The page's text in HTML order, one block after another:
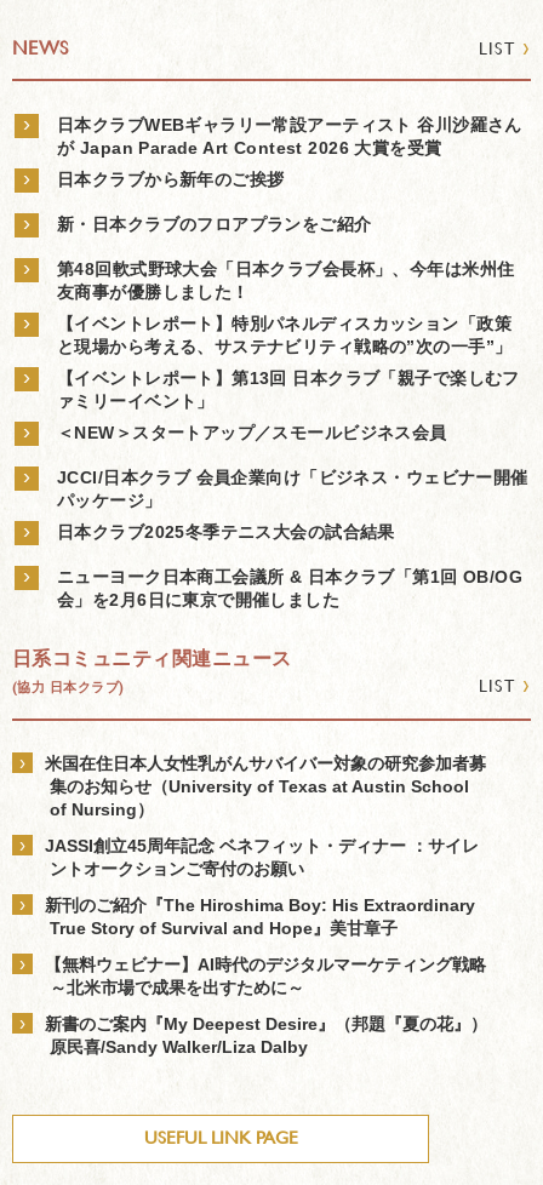
NEWS LIST ›
›
日本クラブWEBギャラリー常設アーティスト 谷川沙羅さん
が Japan Parade Art Contest 2026 大賞を受賞
› 日本クラブから新年のご挨拶
› 新・日本クラブのフロアプランをご紹介
›
第48回軟式野球大会「日本クラブ会長杯」、今年は米州住
友商事が優勝しました！
›
【イベントレポート】特別パネルディスカッション「政策
と現場から考える、サステナビリティ戦略の”次の一手”」
›
【イベントレポート】第13回 日本クラブ「親子で楽しむフ
ァミリーイベント」
› ＜NEW＞スタートアップ／スモールビジネス会員
›
JCCI/日本クラブ 会員企業向け「ビジネス・ウェビナー開催
パッケージ」
› 日本クラブ2025冬季テニス大会の試合結果
›
ニューヨーク日本商工会議所 & 日本クラブ「第1回 OB/OG
会」を2月6日に東京で開催しました
日系コミュニティ関連ニュース
(協力 日本クラブ) LIST ›
›
米国在住日本人女性乳がんサバイバー対象の研究参加者募
集のお知らせ（University of Texas at Austin School
of Nursing）
›
JASSI創立45周年記念 ベネフィット・ディナー ：サイレ
ントオークションご寄付のお願い
›
新刊のご紹介『The Hiroshima Boy: His Extraordinary
True Story of Survival and Hope』美甘章子
›
【無料ウェビナー】AI時代のデジタルマーケティング戦略
～北米市場で成果を出すために～
›
新書のご案内『My Deepest Desire』（邦題『夏の花』）
原民喜/Sandy Walker/Liza Dalby
USEFUL LINK PAGE